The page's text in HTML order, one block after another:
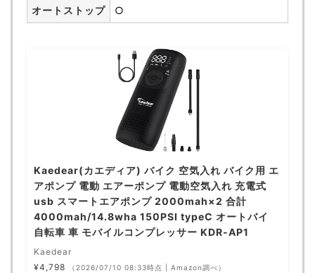
オートストップ ○
Kaedear(カエディア) バイク 空気入れ バイク用 エ
アポンプ 電動 エアーポンプ 電動空気入れ 充電式
usb スマートエアポンプ 2000mah×2 合計
4000mah/14.8wha 150PSI typeC オートバイ
自転車 車 モバイルコンプレッサー KDR-AP1
Kaedear
¥4,798
（2026/07/10 08:33時点 | Amazon調べ）